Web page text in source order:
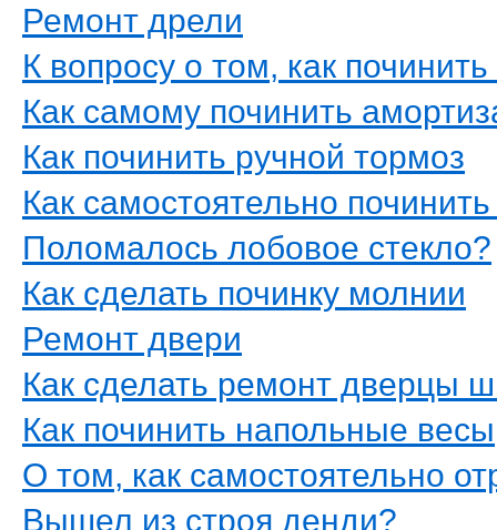
Ремонт дрели
К вопросу о том, как
Как самому починить
Как починить ручной тормоз
Как самостоятельно
Поломалось лобовое стекло?
Как сделать починку молнии
Ремонт двери
Как сделать ремонт дверцы
Как починить напольные весы
О том, как самостоятельно
Вышел из строя денди?